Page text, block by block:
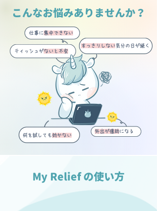
こんなお悩みありませんか？
仕事に 集中できない
何を試しても 効かない
すっきりしない 気分の日が続く
ティッシュがないと不安
外出が億劫になる
My Relief の使い方